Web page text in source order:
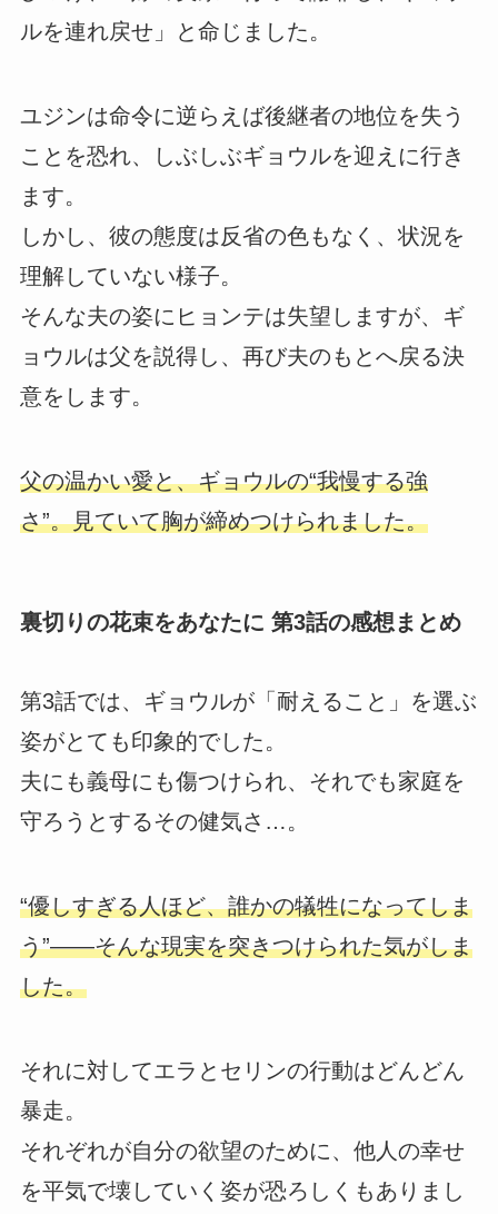
ルを連れ戻せ」と命じました。
ユジンは命令に逆らえば後継者の地位を失う
ことを恐れ、しぶしぶギョウルを迎えに行き
ます。
しかし、彼の態度は反省の色もなく、状況を
理解していない様子。
そんな夫の姿にヒョンテは失望しますが、ギ
ョウルは父を説得し、再び夫のもとへ戻る決
意をします。
父の温かい愛と、ギョウルの“我慢する強
さ”。見ていて胸が締めつけられました。
裏切りの花束をあなたに 第3話の感想まとめ
第3話では、ギョウルが「耐えること」を選ぶ
姿がとても印象的でした。
夫にも義母にも傷つけられ、それでも家庭を
守ろうとするその健気さ…。
“優しすぎる人ほど、誰かの犠牲になってしま
う”――そんな現実を突きつけられた気がしま
した。
それに対してエラとセリンの行動はどんどん
暴走。
それぞれが自分の欲望のために、他人の幸せ
を平気で壊していく姿が恐ろしくもありまし